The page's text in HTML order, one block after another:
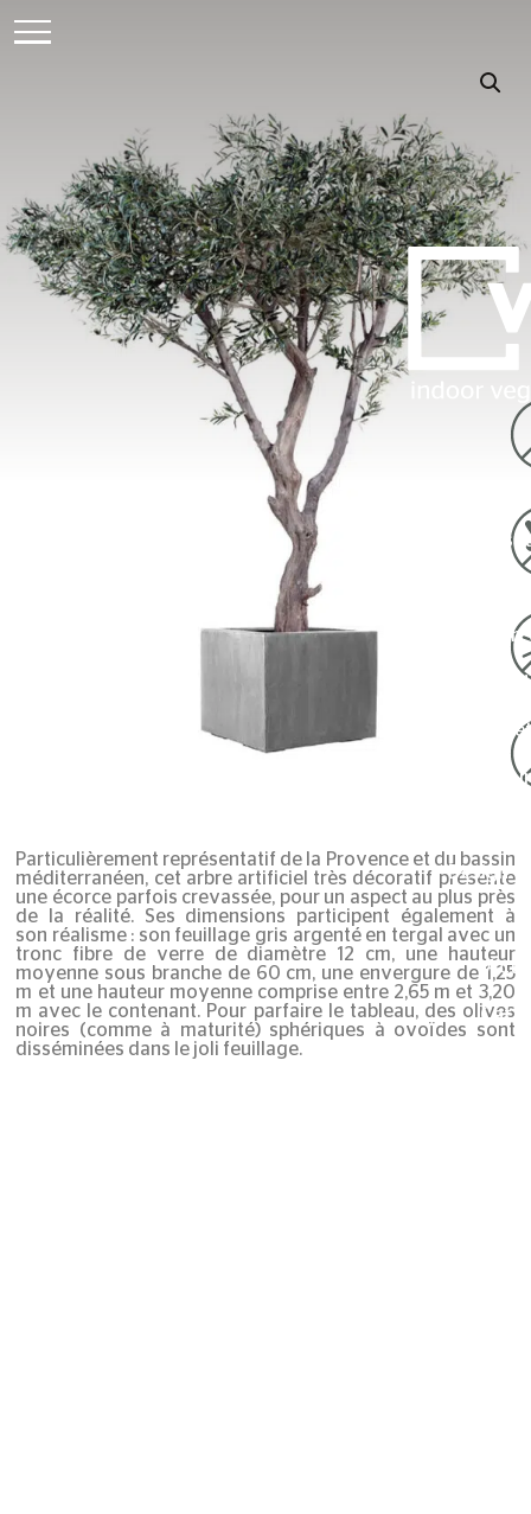
Votre logo
Jardinière
Design
Particulièrement représentatif de la Provence et du bassin
méditerranéen, cet arbre artificiel très décoratif présente
une écorce parfois crevassée, pour un aspect au plus près
de la réalité. Ses dimensions participent également à
son réalisme : son feuillage gris argenté en tergal avec un
tronc fibre de verre de diamètre 12 cm, une hauteur
moyenne sous branche de 60 cm, une envergure de 1,25
m et une hauteur moyenne comprise entre 2,65 m et 3,20
m avec le contenant. Pour parfaire le tableau, des olives
noires (comme à maturité) sphériques à ovoïdes sont
disséminées dans le joli feuillage.